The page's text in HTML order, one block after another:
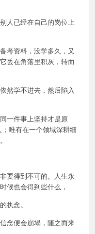
人已经在自己的岗位上
考资料，没学多久，又
丢在角落里积灰，转而
然学不进去，然后陷入
一件事上坚持才是原
唯有在一个领域深耕细
要得到不可的。人生永
候也会得到些什么，
执念。
念便会崩塌，随之而来